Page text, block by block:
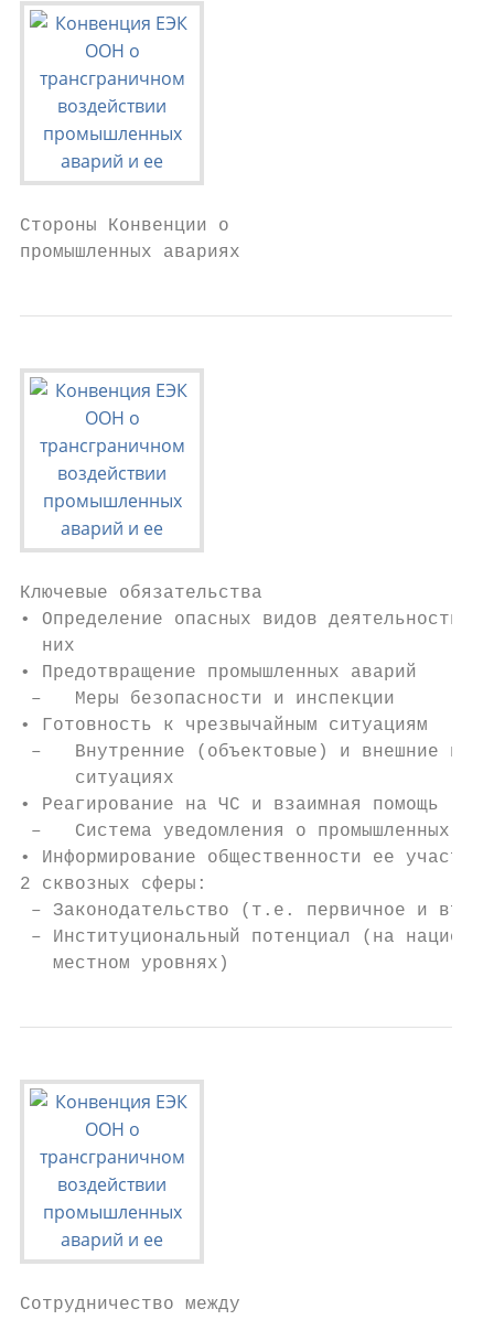
Стороны Конвенции о
промышленных авариях
Ключевые обязательства
• Определение опасных видов деятельности и
  них
• Предотвращение промышленных аварий
–   Меры безопасности и инспекции
• Готовность к чрезвычайным ситуациям
–   Внутренние (объектовые) и внешние
     ситуациях
• Реагирование на ЧС и взаимная помощь
–   Система уведомления о промышленных
• Информирование общественности ее участие
2 сквозных сферы:
– Законодательство (т.е. первичное и
– Институциональный потенциал (на
   местном уровнях)
Сотрудничество между